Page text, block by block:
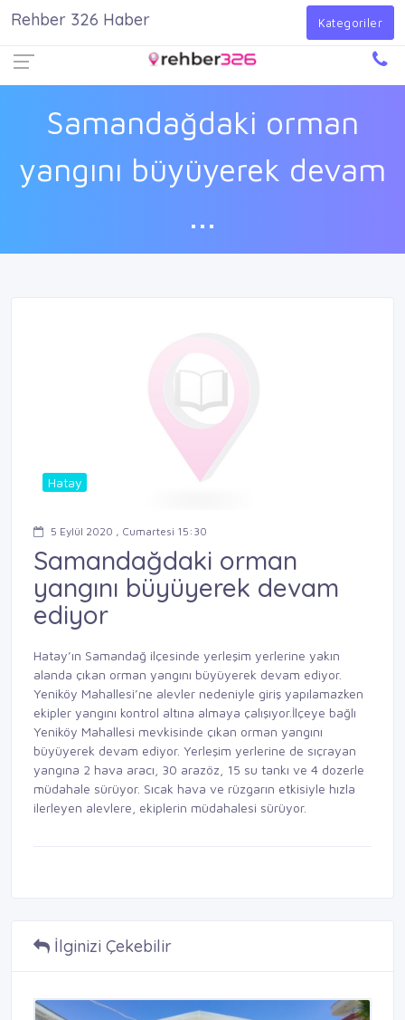
Giriş Yap
Samandağdaki orman
yangını büyüyerek devam
...
Rehber 326 Haber Kategoriler
Hatay
5 Eylül 2020 , Cumartesi 15:30
Samandağdaki orman
yangını büyüyerek devam
ediyor
Hatay’ın Samandağ ilçesinde yerleşim yerlerine yakın
alanda çıkan orman yangını büyüyerek devam ediyor.
Yeniköy Mahallesi’ne alevler nedeniyle giriş yapılamazken
ekipler yangını kontrol altına almaya çalışıyor.İlçeye bağlı
Yeniköy Mahallesi mevkisinde çıkan orman yangını
büyüyerek devam ediyor. Yerleşim yerlerine de sıçrayan
yangına 2 hava aracı, 30 arazöz, 15 su tankı ve 4 dozerle
müdahale sürüyor. Sıcak hava ve rüzgarın etkisiyle hızla
ilerleyen alevlere, ekiplerin müdahalesi sürüyor.
İlginizi Çekebilir